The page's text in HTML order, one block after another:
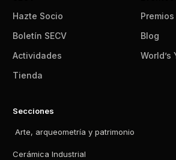
Hazte Socio
Boletín SECV
Actividades
Tienda
Premios
Blog
World’s
Secciones
Arte, arqueometría y patrimonio
Cerámica Industrial